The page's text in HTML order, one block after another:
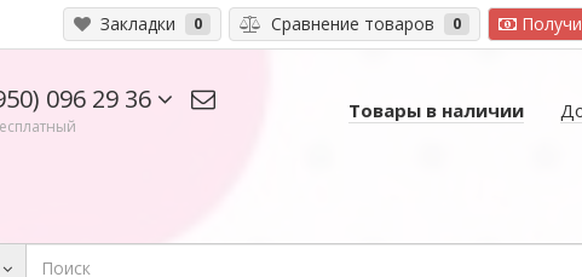
Закладки 0 Сравнение товаров 0
096 29 36 Товары в наличии